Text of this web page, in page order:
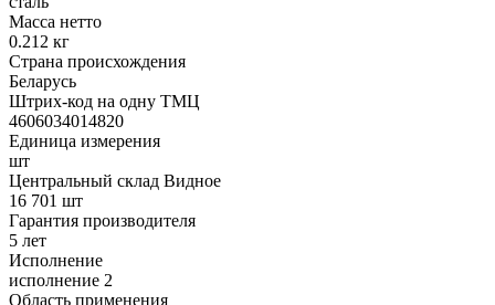
Масса нетто
0.212 кг
Страна происхождения
Беларусь
Штрих-код на одну ТМЦ
4606034014820
Единица измерения
шт
Центральный склад Видное
16 701 шт
Гарантия производителя
5 лет
Исполнение
исполнение 2
Область применения